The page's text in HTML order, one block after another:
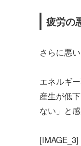
疲労の
さらに悪
エネルギ
産生が低
ない」と
[IMAGE_3]